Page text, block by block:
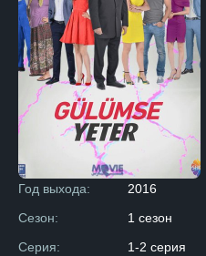
Год выхода:
2016
Сезон:
1 сезон
Серия:
1-2 серия